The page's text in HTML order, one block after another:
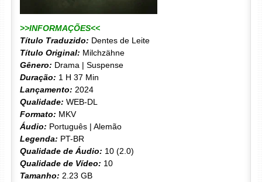
>>INFORMAÇÕES<<
Título Traduzido: Dentes de Leite
Título Original: Milchzähne
Gênero: Drama | Suspense
Duração: 1 H 37 Min
Lançamento: 2024
Qualidade: WEB-DL
Formato: MKV
Áudio: Português | Alemão
Legenda: PT-BR
Qualidade de Áudio: 10 (2.0)
Qualidade de Vídeo: 10
Tamanho: 2.23 GB